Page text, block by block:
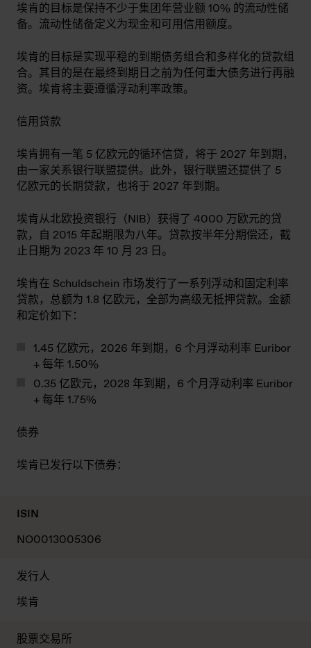
埃肯的目标是保持不少于集团年营业额 10% 的流动性储
备。流动性储备定义为现金和可用信用额度。
埃肯的目标是实现平稳的到期债务组合和多样化的贷款组
合。其目的是在最终到期日之前为任何重大债务进行再融
资。埃肯将主要遵循浮动利率政策。
信用贷款
埃肯拥有一笔 5 亿欧元的循环信贷，将于 2027 年到期，
由一家关系银行联盟提供。此外，银行联盟还提供了 5
亿欧元的长期贷款，也将于 2027 年到期。
埃肯从北欧投资银行（NIB）获得了 4000 万欧元的贷
款，自 2015 年起期限为八年。贷款按半年分期偿还，截
止日期为 2023 年 10 月 23 日。
埃肯在 Schuldschein 市场发行了一系列浮动和固定利率
贷款，总额为 1.8 亿欧元，全部为高级无抵押贷款。金额
和定价如下：
1.45 亿欧元，2026 年到期，6 个月浮动利率 Euribor
+ 每年 1.50%
0.35 亿欧元，2028 年到期，6 个月浮动利率 Euribor
+ 每年 1.75%
债券
埃肯已发行以下债券：
ISIN
NO0013005306
发行人
埃肯
股票交易所